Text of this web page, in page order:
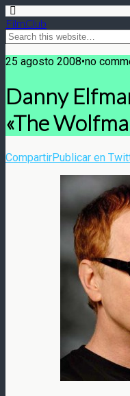
FilmClub
25 agosto 2008•no
Danny
«The
CompartirPublicar en